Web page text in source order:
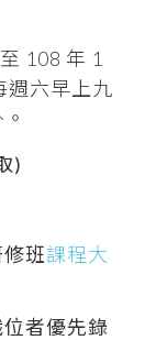
108 年 1
週六早上九
)
班課程大
者優先錄